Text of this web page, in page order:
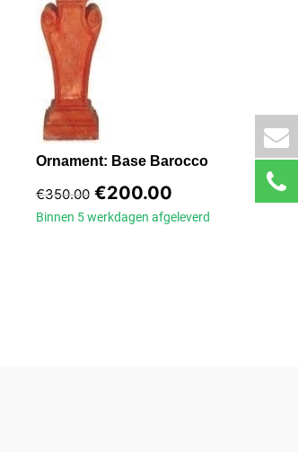
Ornament: Base Barocco
€350.00 €200.00
Binnen 5 werkdagenafgeleverd